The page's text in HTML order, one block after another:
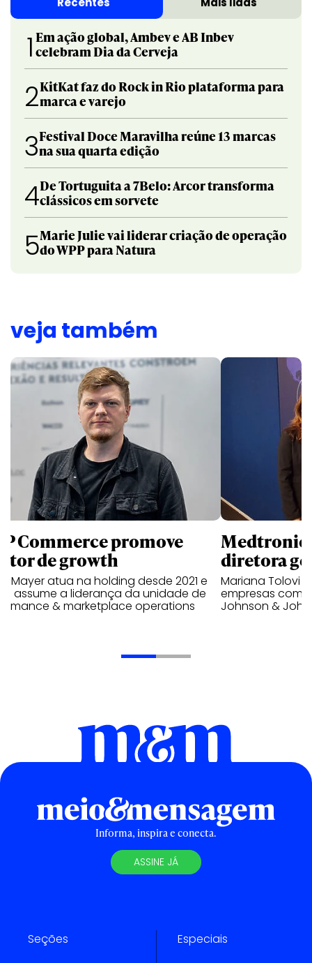
1 Em ação global, Ambev e AB Inbev
celebram Dia da Cerveja
2KitKat faz do Rock in Rio plataforma para
marca e varejo
3Festival Doce Maravilha reúne 13 marcas
na sua quarta edição
4De Tortuguita a 7Belo: Arcor transforma
clássicos em sorvete
5Marie Julie vai liderar criação de operação
do WPP para Natura
veja também
Commerce promove
de growth
Mayer atua na holding desde 2021 e
assume a liderança da unidade de
& marketplace operations
Medtronic
diretora
Mariana Tolovi
empresas
Johnson &
Informa, inspira e conecta.
ASSINE JÁ
Seções Especiais